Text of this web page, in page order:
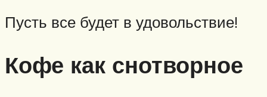
Пусть все будет в удовольствие!
Кофе как снотворное